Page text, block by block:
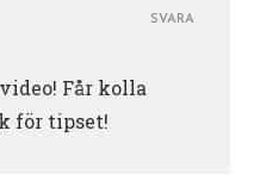
Får kolla
för tipset!
SVARA